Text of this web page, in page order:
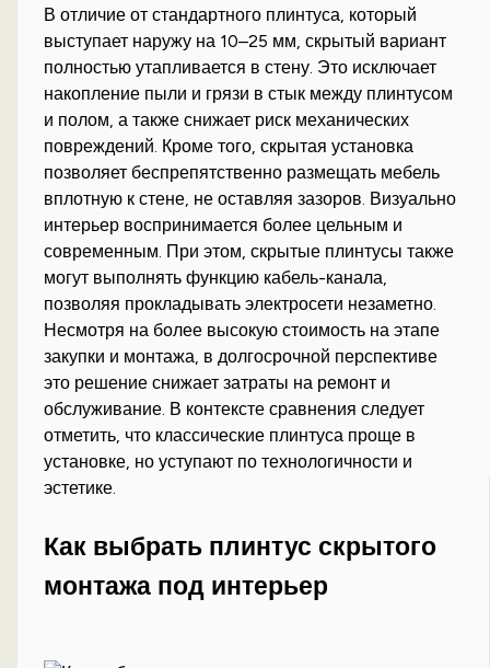
В отличие от стандартного плинтуса, который
выступает наружу на 10–25 мм, скрытый вариант
полностью утапливается в стену. Это исключает
накопление пыли и грязи в стык между плинтусом
и полом, а также снижает риск механических
повреждений. Кроме того, скрытая установка
позволяет беспрепятственно размещать мебель
вплотную к стене, не оставляя зазоров. Визуально
интерьер воспринимается более цельным и
современным. При этом, скрытые плинтусы также
могут выполнять функцию кабель-канала,
позволяя прокладывать электросети незаметно.
Несмотря на более высокую стоимость на этапе
закупки и монтажа, в долгосрочной перспективе
это решение снижает затраты на ремонт и
обслуживание. В контексте сравнения следует
отметить, что классические плинтуса проще в
установке, но уступают по технологичности и
эстетике.
Как выбрать плинтус скрытого
монтажа под интерьер